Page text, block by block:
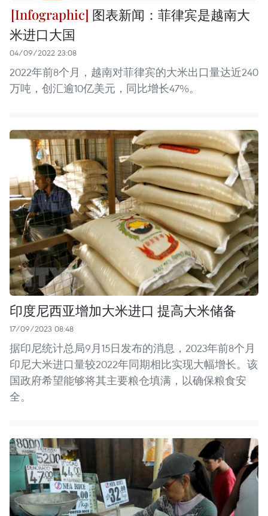
图表新闻：菲律宾是越南大
米进口大国
04/09/2022 23:08
2022年前8个月，越南对菲律宾的大米出口量达近240
万吨，创汇逾10亿美元，同比增长47%。
印度尼西亚增加大米进口 提高大米储备
17/09/2023 08:48
据印尼统计总局9月15日发布的消息，2023年前8个月
印尼大米进口量较2022年同期相比实现大幅增长。该
国政府希望能够将其主要粮仓填满，以确保粮食安
全。